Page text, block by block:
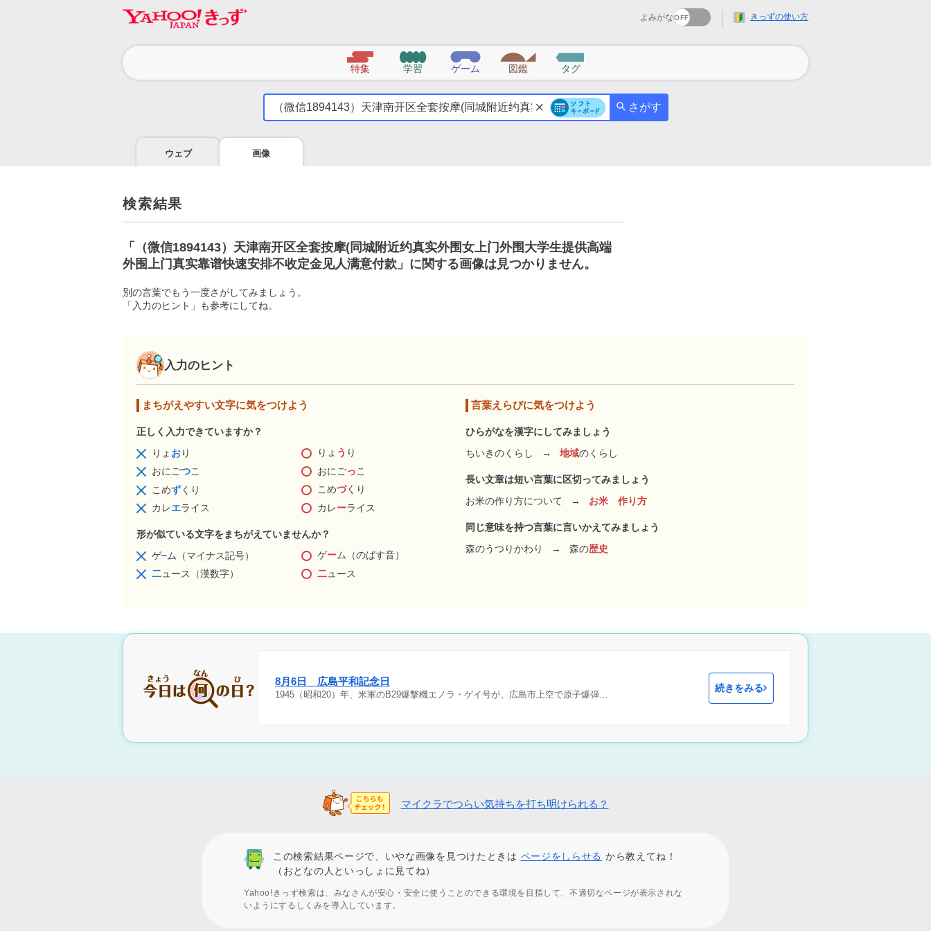
よみがな きっずの使い方
特集 学習 ゲーム 図鑑 タグ
気
こ
う
さがす
ウェブ 画像
検索結果
「
（微信1894143）天津南开区全套按摩(同城附近约真实外围女上门外围大学生提供高端
外围上门真实靠谱快速安排不收定金见人满意付款 」に関する画像は見つかりません。
別の言葉でもう一度さがしてみましょう。
「入力のヒント」も参考にしてね。
入力のヒント
まちがえやすい文字に気をつけよう
正しく入力できていますか？
りょ おり りょ う り
おにごつこ おにごっこ
こめずくり こめづくり
カレエライス カレーライス
形が似ている文字をまちがえていませんか？
ゲ−ム（マイナス記号） ゲーム（のばす音）
二ュース（漢数字） 二ュース
言葉えらびに気をつけよう
ひらがなを漢字にしてみましょう
ちいきのくらし
→ 地域のくらし
長い文章は短い言葉に区切ってみましょう
お米の作り方について
→ お米 作り方
同じ意味を持つ言葉に言いかえてみましょう
森のうつりかわり
→ 森の歴史
8月6日 広島平和記念日
1945（昭和20）年、米軍のB29爆撃機エノラ・ゲイ号が、広島市上空で原子爆弾…
続きをみる
マイクラでつらい気持ちを打ち明けられる？
この検索結果ページで、いやな画像を見つけたときは ページをしらせる から教えてね！
（おとなの人といっしょに見てね）
Yahoo!きっず検索は、みなさんが安心・安全に使うことのできる環境を目指して、不適切なページが表示されな
いようにするしくみを導入しています。